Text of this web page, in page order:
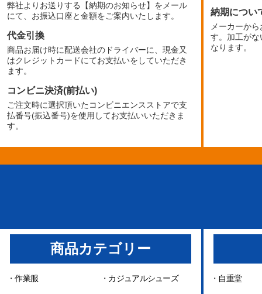
弊社よりお送りする【納期のお知らせ】をメール
にて、お振込口座と金額をご案内いたします。
代金引換
商品お届け時に配送会社のドライバーに、現金又
はクレジットカードにてお支払いをしていただき
ます。
コンビニ決済(前払い)
ご注文時に選択頂いたコンビニエンスストアで支
払番号(振込番号)を使用してお支払いいただきま
す。
納期につい
メーカーか
す。加工が
なります。
商品カテゴリー
・作業服 ・ カジュアルシューズ ・ 自重堂